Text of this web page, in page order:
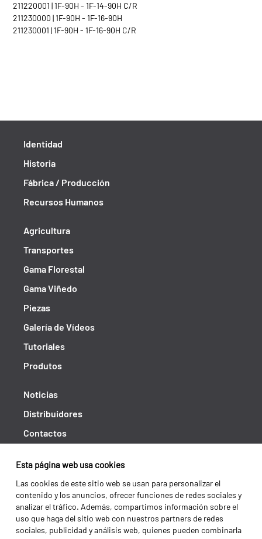
Esta página web usa cookies
Las cookies de este sitio web se usan para personalizar el
contenido y los anuncios, ofrecer funciones de redes sociales y
analizar el tráfico. Además, compartimos información sobre el
uso que haga del sitio web con nuestros partners de redes
sociales, publicidad y análisis web, quienes pueden combinarla
211220001 | 1F-90H - 1F-14-90H C/R
211230000 | 1F-90H - 1F-16-90H
211230001 | 1F-90H - 1F-16-90H C/R
Identidad
Historia
Fábrica / Producción
Recursos Humanos
Agricultura
Transportes
Gama Florestal
Gama Viñedo
Piezas
Galería de Vídeos
Tutoriales
Produtos
Noticias
Distribuidores
Contactos
Shipping returns
Política de privacidad
Términos y condiciones